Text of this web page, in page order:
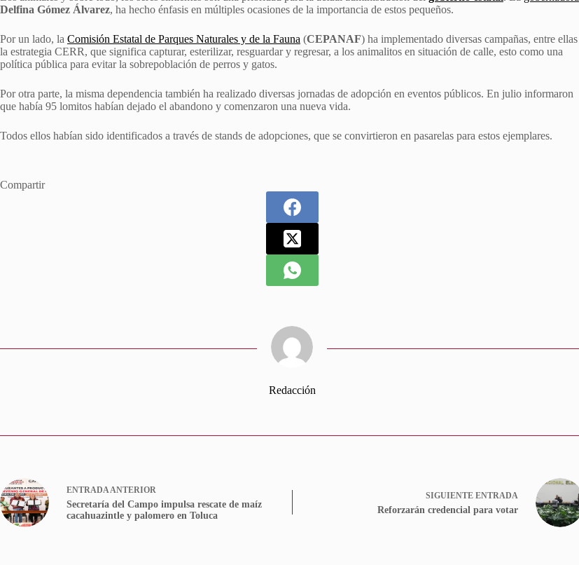
Delfina Gómez Álvarez, ha hecho énfasis en múltiples ocasiones de la importancia de estos pequeños.
Por un lado, la Comisión Estatal de Parques Naturales y de la Fauna (CEPANAF) ha implementado diversas campañas, entre ellas
la estrategia CERR, que significa capturar, esterilizar, resguardar y regresar, a los animalitos en situación de calle, esto como una
política pública para evitar la sobrepoblación de perros y gatos.
Por otra parte, la misma dependencia también ha realizado diversas jornadas de adopción en eventos públicos. En julio informaron
que había 95 lomitos habían dejado el abandono y comenzaron una nueva vida.
Todos ellos habían sido identificados a través de stands de adopciones, que se convirtieron en pasarelas para estos ejemplares.
Compartir
Redacción
ENTRADAANTERIOR
Secretaría del Campo impulsa rescate de maíz
cacahuazintle y palomero en Toluca
SIGUIENTE ENTRADA
Reforzarán credencial para votar